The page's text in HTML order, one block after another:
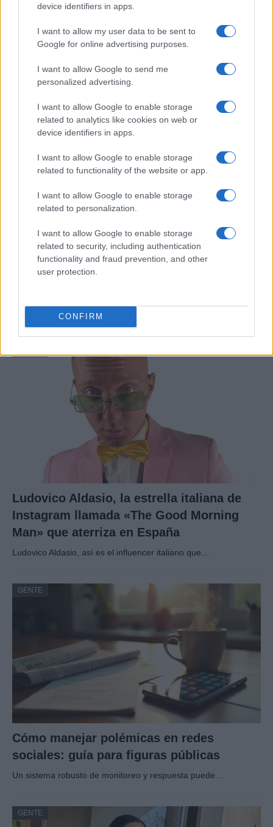
device identifiers in apps.
I want to allow my user data to be sent to
Google for online advertising purposes.
I want to allow Google to send me
personalized advertising.
I want to allow Google to enable storage
related to analytics like cookies on web or
device identifiers in apps.
I want to allow Google to enable storage
related to functionality of the website or app.
I want to allow Google to enable storage
related to personalization.
I want to allow Google to enable storage
related to security, including authentication
functionality and fraud prevention, and other
user protection.
CONFIRM
Bárbara Rey sobre su asistencia al
Senado: «Voy a ir»
Bárbara Rey ha asegurado a Isabel Rábago, que…
Risto Mejide, pillado con su nueva novia:
Han pillado al presentador Risto Mejide y a…
Ludovico Aldasio, la estrella italiana de
Instagram llamada «The Good Morning
Man» que aterriza en España
Ludovico Aldasio, así es el influencer italiano que…
GENTE
Cómo manejar polémicas en redes
sociales: guía para figuras públicas
Un sistema robusto de monitoreo y respuesta puede…
GENTE